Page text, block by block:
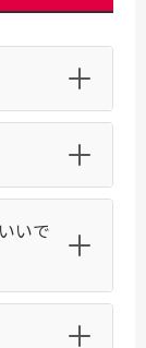
いで